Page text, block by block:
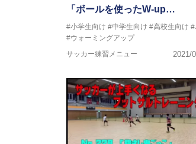
「ボールを使ったW-up…
#小学生向け #中学生向け #高校生向け #
#ウォーミングアップ
サッカー練習メニュー
2021/